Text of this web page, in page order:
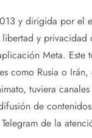
y dirigida por el
y privacidad
Meta. Este
como Rusia o
tuviera
de
de la